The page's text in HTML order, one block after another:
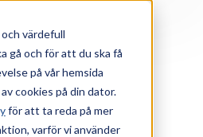
värdefull
gå och för att du ska få
på vår hemsida
cookies på din dator.
för att ta reda på mer
varför vi använder